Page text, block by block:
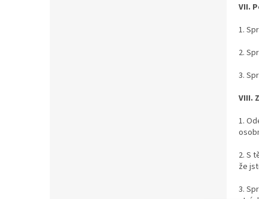
VII.
1.
2.
3.
VIII.
1.
2. S
že
3.